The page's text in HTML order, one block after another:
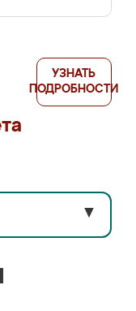
УЗНАТЬ
ПОДРОБНОСТИ
▼